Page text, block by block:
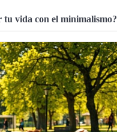
tu vida con el minimalismo?